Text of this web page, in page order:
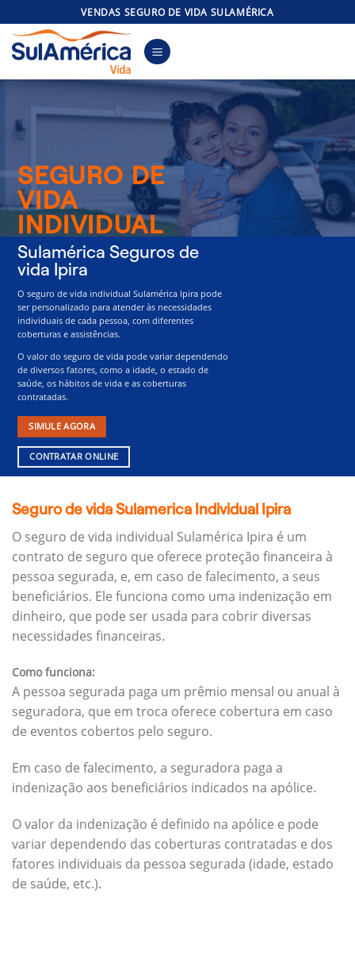
to
content
VENDAS SEGURO DE VIDA SULAMÉRICA
SEGURO DE
VIDA
INDIVIDUAL
Sulamérica Seguros de
vida Ipira
O seguro de vida individual Sulamérica Ipira pode
ser personalizado para atender às necessidades
individuais de cada pessoa, com diferentes
coberturas e assistências.
O valor do seguro de vida pode variar dependendo
de diversos fatores, como a idade, o estado de
saúde, os hábitos de vida e as coberturas
contratadas.
SIMULE AGORA
CONTRATAR ONLINE
Seguro de vida Sulamerica Individual Ipira
O seguro de vida individual Sulamérica Ipira é um
contrato de seguro que oferece proteção financeira à
pessoa segurada, e, em caso de falecimento, a seus
beneficiários. Ele funciona como uma indenização em
dinheiro, que pode ser usada para cobrir diversas
necessidades financeiras.
Como funciona:
A pessoa segurada paga um prêmio mensal ou anual à
seguradora, que em troca oferece cobertura em caso
de eventos cobertos pelo seguro.
Em caso de falecimento, a seguradora paga a
indenização aos beneficiários indicados na apólice.
O valor da indenização é definido na apólice e pode
variar dependendo das coberturas contratadas e dos
fatores individuais da pessoa segurada (idade, estado
de saúde, etc.).